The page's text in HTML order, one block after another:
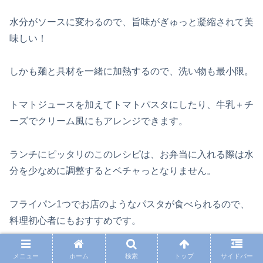
水分がソースに変わるので、旨味がぎゅっと凝縮されて美
味しい！
しかも麺と具材を一緒に加熱するので、洗い物も最小限。
トマトジュースを加えてトマトパスタにしたり、牛乳＋チ
ーズでクリーム風にもアレンジできます。
ランチにピッタリのこのレシピは、お弁当に入れる際は水
分を少なめに調整するとベチャっとなりません。
フライパン1つでお店のようなパスタが食べられるので、
料理初心者にもおすすめです。
メニュー ホーム 検索 トップ サイドバー